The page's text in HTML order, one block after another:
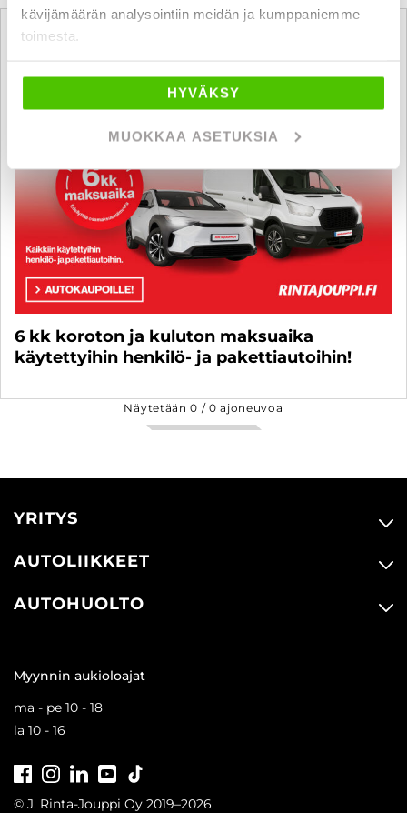
kävijämäärän analysointiin meidän ja kumppaniemme
toimesta.
HYVÄKSY
MUOKKAA ASETUKSIA
6 kk koroton ja kuluton maksuaika
käytettyihin henkilö- ja pakettiautoihin!
Näytetään0 /0 ajoneuvoa
YRITYS
AUTOLIIKKEET
AUTOHUOLTO
Myynnin aukioloajat
ma - pe 10 - 18
la 10 - 16
FacebookInstagramLinkedInYoutube
© J. Rinta-Jouppi Oy 2019–2026